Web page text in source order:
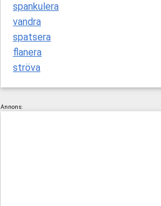
spankulera
vandra
spatsera
flanera
ströva
Annons: